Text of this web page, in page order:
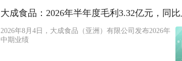
大成食品：2026年半年度毛利3.32亿元，同
2026年8月4日，大成食品（亚洲）有限公司发布2026年
中期业绩